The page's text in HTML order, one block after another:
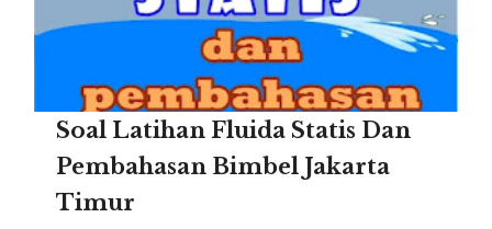
Soal Latihan Fluida Statis Dan
Pembahasan Bimbel Jakarta
Timur